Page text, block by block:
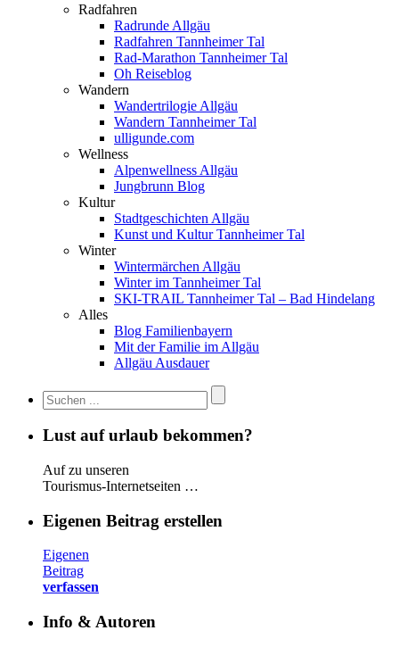
Radfahren
Radrunde Allgäu
Radfahren Tannheimer Tal
Rad-Marathon Tannheimer Tal
Oh Reiseblog
Wandern
Wandertrilogie Allgäu
Wandern Tannheimer Tal
ulligunde.com
Wellness
Alpenwellness Allgäu
Jungbrunn Blog
Kultur
Stadtgeschichten Allgäu
Kunst und Kultur Tannheimer Tal
Winter
Wintermärchen Allgäu
Winter im Tannheimer Tal
SKI-TRAIL Tannheimer Tal – Bad Hindelang
Alles
Blog Familienbayern
Mit der Familie im Allgäu
Allgäu Ausdauer
Lust auf urlaub bekommen?
Auf zu unseren
Tourismus-Internetseiten …
Eigenen Beitrag erstellen
Eigenen
Beitrag
verfassen
Info & Autoren